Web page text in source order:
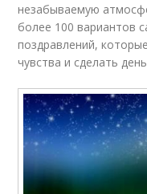
незабываемую
более 100 вариантов
поздравлений,
чувства и сделать